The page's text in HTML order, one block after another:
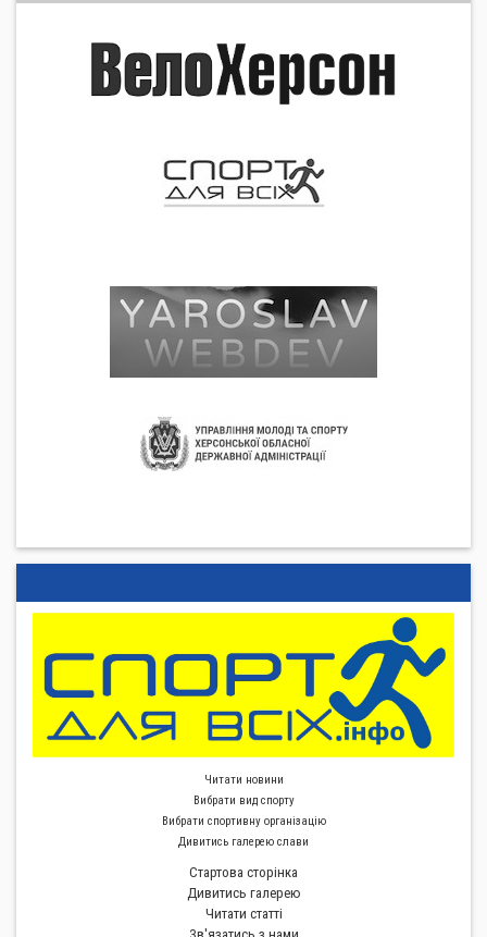
Читати новини
Вибрати вид спорту
Вибрати спортивну органiзацiю
Дивитись галерею слави
Стартова сторiнка
Дивитись галерею
Читати статті